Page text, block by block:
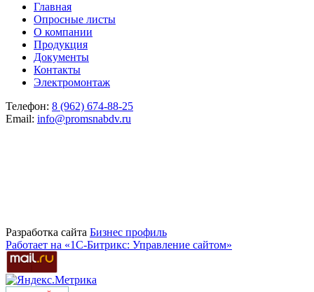
Главная
Опросные листы
О компании
Продукция
Документы
Контакты
Электромонтаж
Телефон: 8 (962) 674-88-25
Email: info@promsnabdv.ru
Разработка сайта Бизнеc профиль
Работает на «1С-Битрикс: Управление сайтом»